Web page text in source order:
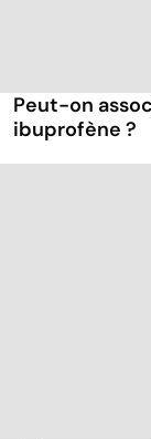
Peut-on
ibuprofène ?